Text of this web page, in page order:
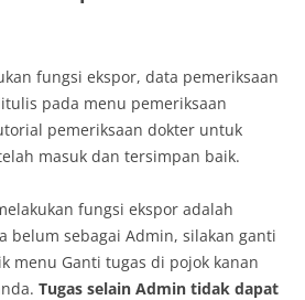
fungsi ekspor, data pemeriksaan
pada menu pemeriksaan
pemeriksaan dokter untuk
masuk dan tersimpan baik.
fungsi ekspor adalah
belum sebagai Admin, silakan ganti
menu Ganti tugas di pojok kanan
Tugas selain Admin tidak dapat